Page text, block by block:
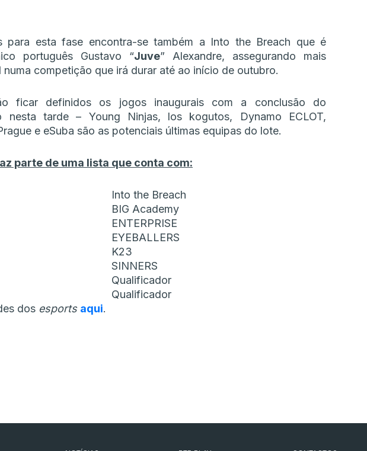
para esta fase encontra-se também a Into the Breach que é
português Gustavo “Juve” Alexandre, assegurando mais
competição que irá durar até ao início de outubro.
ficar definidos os jogos inaugurais com a conclusão do
nesta tarde – Young Ninjas, los kogutos, Dynamo ECLOT,
e eSuba são as potenciais últimas equipas do lote.
parte de uma lista que conta com:
Into the Breach
BIG Academy
ENTERPRISE
EYEBALLERS
K23
SINNERS
Qualificador
Qualificador
dos esports aqui.